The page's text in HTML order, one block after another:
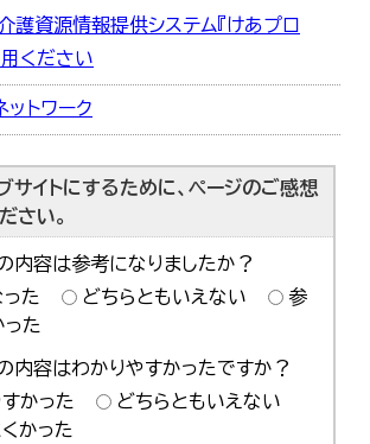
護資源情報提供システム『けあプロ
ください
トワーク
サイトにするために、ページのご感想
さい。
内容は参考になりましたか？
た
どちらともいえない
参
た
内容はわかりやすかったですか？
かった
どちらともいえない
かった